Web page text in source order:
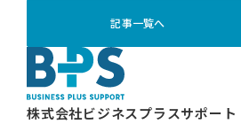
記事一覧へ
株式会社ビジネスプラスサポート